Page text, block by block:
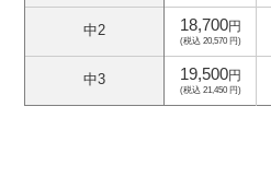
中2 18,700円
(税込 20,570 円)
中3 19,500円
(税込 21,450 円)